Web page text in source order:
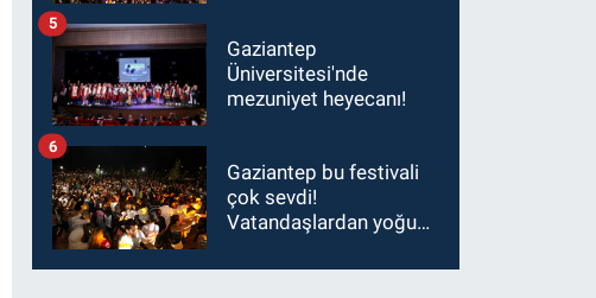
Gaziantep
Üniversitesi'nde
mezuniyet heyecanı!
5
Gaziantep bu festivali
çok sevdi!
Vatandaşlardan yoğun
6